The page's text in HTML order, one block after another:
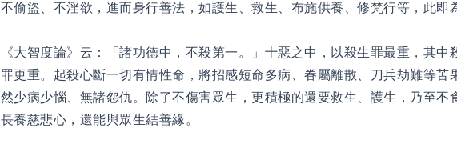
不偷盜、不淫欲，進而身行善法，如護生、救生、布施供養、修梵行等，此即
《大智度論》云：「諸功德中，不殺第一。」十惡之中，以殺生罪最重，其中
罪更重。起殺心斷一切有情性命，將招感短命多病、眷屬離散、刀兵劫難等苦
然少病少惱、無諸怨仇。除了不傷害眾生，更積極的還要救生、護生，乃至不
長養慈悲心，還能與眾生結善緣。